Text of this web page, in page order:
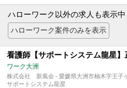
ハローワーク以外の求人も表示中
看護師【サポートシステム龍星】
ワーク大洲
株式会社 新風会 - 愛媛県大洲市柚木字王子
サポートシステム龍星